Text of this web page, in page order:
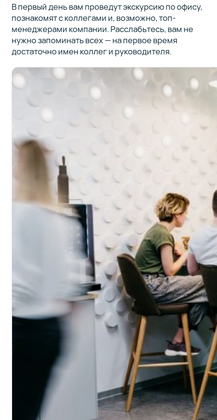
В первый день вам проведут экскурсию по офису,
познакомят с коллегами и, возможно, топ-
менеджерами компании. Расслабьтесь, вам не
нужно запоминать всех — на первое время
достаточно имен коллег и руководителя.